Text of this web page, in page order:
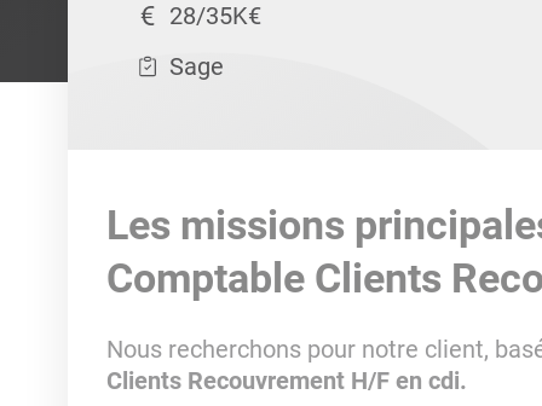
28/35K€
Sage
Les missions
Comptable Clients
Nous recherchons pour notre client,
Clients Recouvrement H/F en cdi.